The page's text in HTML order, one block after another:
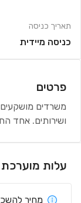
תאריך כניסה
כניסה מיידית
פרטים
משרדים
ושירותים. אחד
עלות מוערכת
מחיר